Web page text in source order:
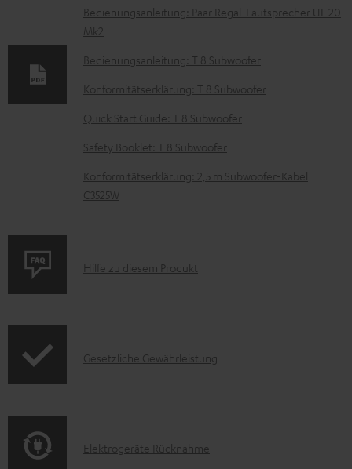
u
e
n
t
e
u
t
a
Bedienungsanleitung: Paar Regal-Lautsprecher UL 20
Mk2
Bedienungsanleitung: T 8 Subwoofer
Konformitätserklärung: T 8 Subwoofer
Quick Start Guide: T 8 Subwoofer
Safety Booklet: T 8 Subwoofer
Konformitätserklärung: 2,5 m Subwoofer-Kabel
C3525W
P
u
A
Hilfe zu diesem Produkt
I
r
Gesetzliche Gewährleistung
E
Elektrogeräte Rücknahme